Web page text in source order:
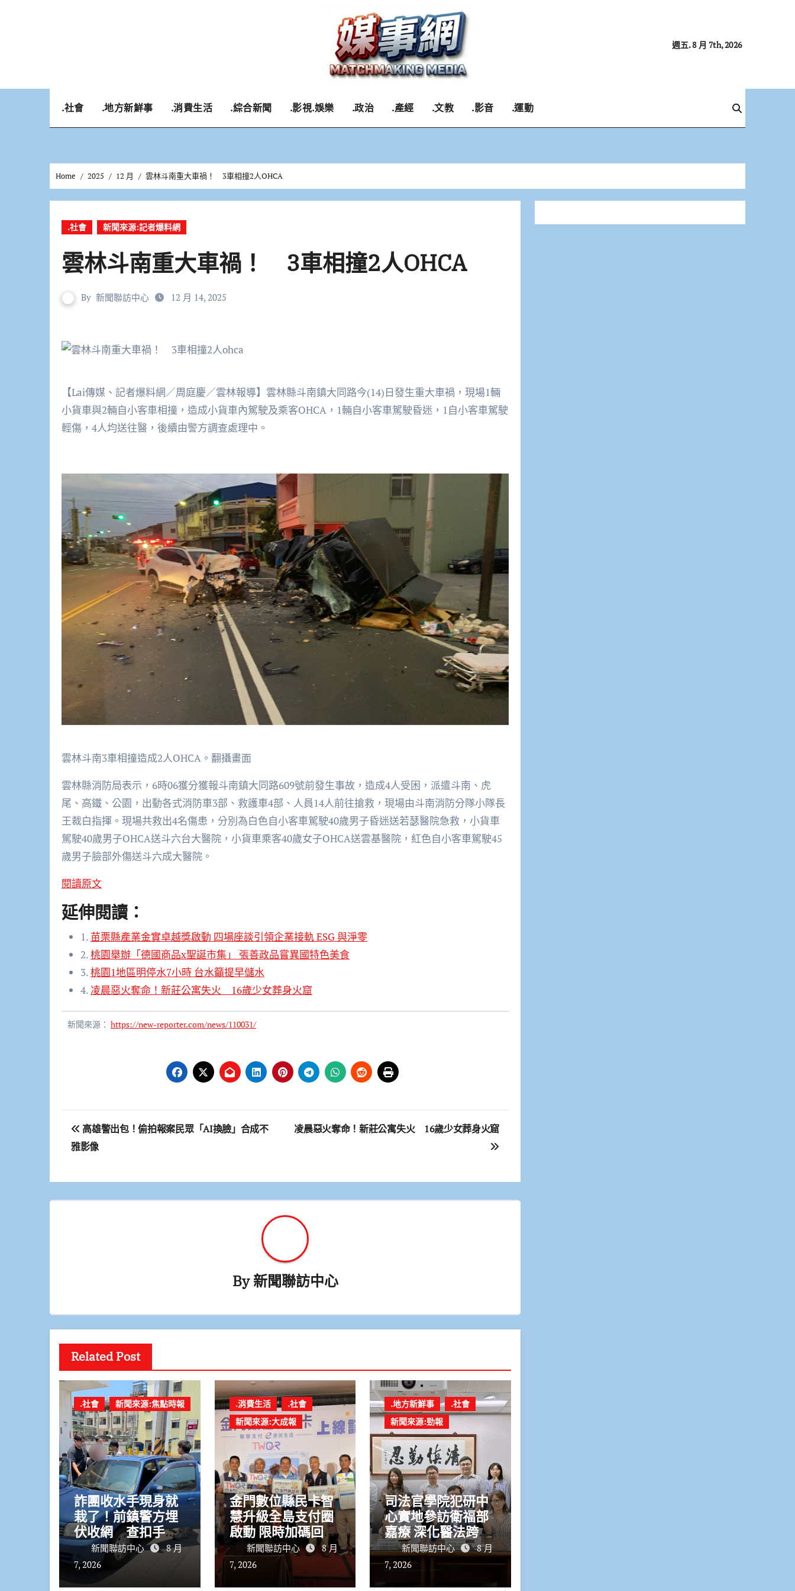
週五. 8 月 7th, 2026
.社會 .地方新鮮事 .消費生活 .綜合新聞 .影視.娛樂 .政治 .產經 .文教 .影音 .運動
Home 2025 12 月 雲林斗南重大車禍！ 3車相撞2人OHCA
.社會 新聞來源:記者爆料網
雲林斗南重大車禍！ 3車相撞2人OHCA
By 新聞聯訪中心 12 月 14, 2025
【Lai傳媒、記者爆料網／周庭慶／雲林報導】雲林縣斗南鎮大同路今(14)日發生重大車禍，現場1輛
小貨車與2輛自小客車相撞，造成小貨車內駕駛及乘客OHCA，1輛自小客車駕駛昏迷，1自小客車駕駛
輕傷，4人均送往醫，後續由警方調查處理中。
雲林斗南3車相撞造成2人OHCA。翻攝畫面
雲林縣消防局表示，6時06獲分獲報斗南鎮大同路609號前發生事故，造成4人受困，派遣斗南、虎
尾、高鐵、公園，出動各式消防車3部、救護車4部、人員14人前往搶救，現場由斗南消防分隊小隊長
王裁白指揮。現場共救出4名傷患，分別為白色自小客車駕駛40歲男子昏迷送若瑟醫院急救，小貨車
駕駛40歲男子OHCA送斗六台大醫院，小貨車乘客40歲女子OHCA送雲基醫院，紅色自小客車駕駛45
歲男子臉部外傷送斗六成大醫院。
閱讀原文
延伸閱讀：
1. 苗栗縣產業金實卓越獎啟動 四場座談引領企業接軌 ESG 與淨零
2.桃園舉辦「德國商品x聖誕市集」 張善政品嘗異國特色美食
3.桃園1地區明停水7小時 台水籲提早儲水
4. 凌晨惡火奪命！新莊公寓失火 16歲少女葬身火窟
新聞來源： https://new-reporter.com/news/110031/
文
章
覽
高雄警出包！偷拍報案民眾「AI換臉」合成不
雅影像
凌晨惡火奪命！新莊公寓失火 16歲少女葬身火窟
By新聞聯訪中心
Related Post
.社會 新聞來源:焦點時報
詐團收水手現身就
栽了！前鎮警方埋
伏收網 查扣手機
揪出幕後黑手
新聞聯訪中心
8 月
7, 2026
.消費生活
.社會
新聞來源:大成報
金門數位縣民卡智
慧升級全島支付圈
啟動 限時加碼回饋
開跑新聞聯訪中心
8 月
7, 2026
.地方新鮮事
.社會
新聞來源:勁報
司法官學院犯研中
心實地參訪衛福部
嘉療 深化醫法跨界
合作新藍圖
新聞聯訪中心
8 月
7, 2026